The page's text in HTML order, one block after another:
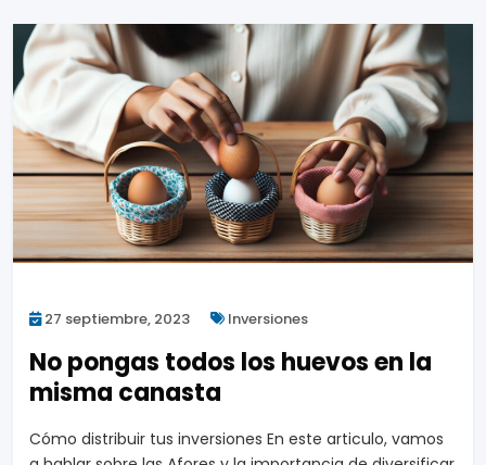
27 septiembre, 2023 Inversiones
No pongas todos los huevos en la
misma canasta
Cómo distribuir tus inversiones En este articulo, vamos